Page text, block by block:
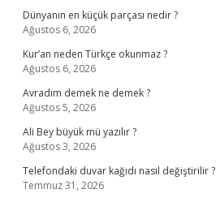
Dünyanın en küçük parçası nedir ?
Ağustos 6, 2026
Kur’an neden Türkçe okunmaz ?
Ağustos 6, 2026
Avradım demek ne demek ?
Ağustos 5, 2026
Ali Bey büyük mü yazılır ?
Ağustos 3, 2026
Telefondaki duvar kağıdı nasıl değiştirilir ?
Temmuz 31, 2026